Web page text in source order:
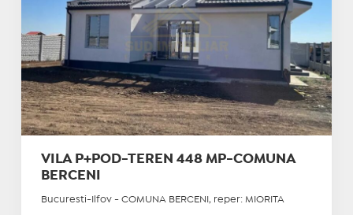
VILA P+POD-TEREN 448 MP-COMUNA
BERCENI
Bucuresti-Ilfov - COMUNA BERCENI, reper: MIORITA